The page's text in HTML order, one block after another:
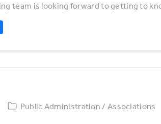
team is looking forward to getting to
Public Administration / Associations